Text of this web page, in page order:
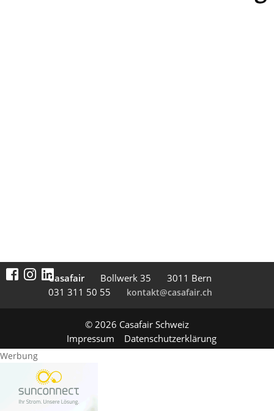
Casafair Boll­werk 35
3011 Bern
031 311 50 55
kontakt@casafair.ch
© 2026 Casafair Schweiz
Impressum
Datenschutzerklärung
Werbung